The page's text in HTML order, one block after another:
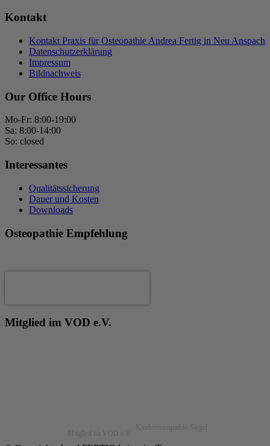
Kontakt
Kontakt Praxis für Osteopathie Andrea Fertig in Neu Anspach
Datenschutzerklärung
Impressum
Bildnachweis
Our Office Hours
Mo-Fr: 8:00-19:00
Sa: 8:00-14:00
So: closed
Interessantes
Qualitätssicherung
Dauer und Kosten
Downloads
Osteopathie Empfehlung
Mitglied im VOD e.V.